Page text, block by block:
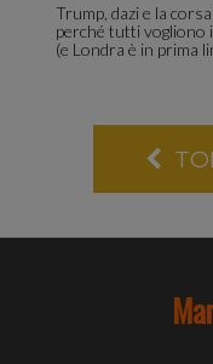
Trump, dazi e la
perché tutti vogliono
(e Londra è in prima